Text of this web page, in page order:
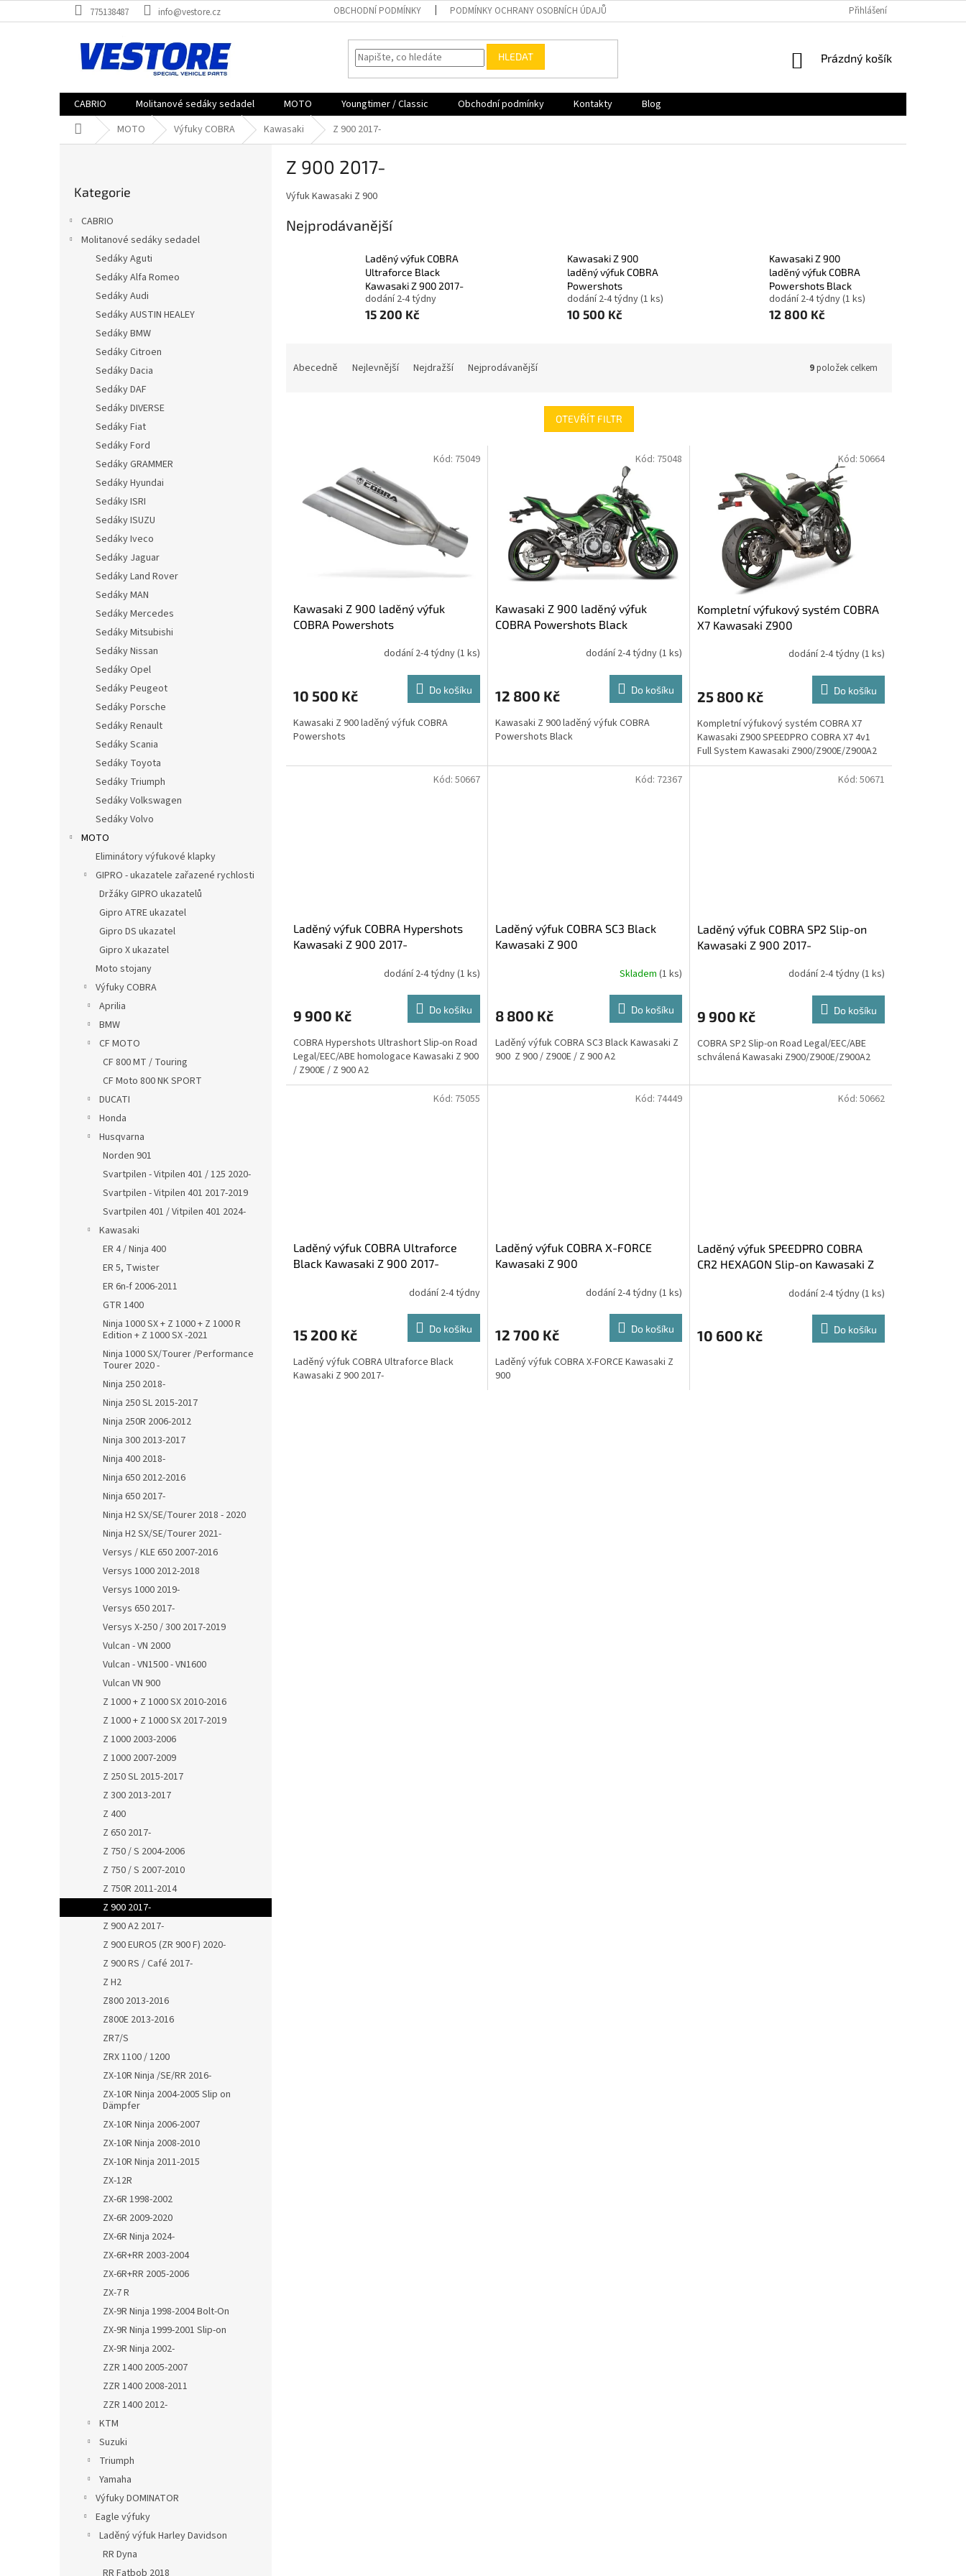
na
775138487 info@vestore.cz OBCHODNÍ PODMÍNKY PODMÍNKY OCHRANY OSOBNÍCH ÚDAJŮ Přihlášení
HLEDAT
NÁKUPNÍ
Prázdný košík
CABRIO Molitanové sedáky sedadel MOTO Youngtimer / Classic Obchodní podmínky Kontakty
Blog
Domů MOTO Výfuky COBRA Kawasaki Z 900 2017-
kategorie
Kategorie
CABRIO
Molitanové sedáky sedadel
Sedáky Aguti
Sedáky Alfa Romeo
Sedáky Audi
Sedáky AUSTIN HEALEY
Sedáky BMW
Sedáky Citroen
Sedáky Dacia
Sedáky DAF
Sedáky DIVERSE
Sedáky Fiat
Sedáky Ford
Sedáky GRAMMER
Sedáky Hyundai
Sedáky ISRI
Sedáky ISUZU
Sedáky Iveco
Sedáky Jaguar
Sedáky Land Rover
Sedáky MAN
Sedáky Mercedes
Sedáky Mitsubishi
Sedáky Nissan
Sedáky Opel
Sedáky Peugeot
Sedáky Porsche
Sedáky Renault
Sedáky Scania
Sedáky Toyota
Sedáky Triumph
Sedáky Volkswagen
Sedáky Volvo
MOTO
Eliminátory výfukové klapky
GIPRO - ukazatele zařazené rychlosti
Držáky GIPRO ukazatelů
Gipro ATRE ukazatel
Gipro DS ukazatel
Gipro X ukazatel
Moto stojany
Výfuky COBRA
Aprilia
BMW
CF MOTO
CF 800 MT / Touring
CF Moto 800 NK SPORT
DUCATI
Honda
Husqvarna
Norden 901
Svartpilen - Vitpilen 401 / 125 2020-
Svartpilen - Vitpilen 401 2017-2019
Svartpilen 401 / Vitpilen 401 2024-
Kawasaki
ER 4 / Ninja 400
ER 5, Twister
ER 6n-f 2006-2011
GTR 1400
Ninja 1000 SX + Z 1000 + Z 1000 R
Edition + Z 1000 SX -2021
Ninja 1000 SX/Tourer /Performance
Tourer 2020 -
Ninja 250 2018-
Ninja 250 SL 2015-2017
Ninja 250R 2006-2012
Ninja 300 2013-2017
Ninja 400 2018-
Ninja 650 2012-2016
Ninja 650 2017-
Ninja H2 SX/SE/Tourer 2018 - 2020
Ninja H2 SX/SE/Tourer 2021-
Versys / KLE 650 2007-2016
Versys 1000 2012-2018
Versys 1000 2019-
Versys 650 2017-
Versys X-250 / 300 2017-2019
Vulcan - VN 2000
Vulcan - VN1500 - VN1600
Vulcan VN 900
Z 1000 + Z 1000 SX 2010-2016
Z 1000 + Z 1000 SX 2017-2019
Z 1000 2003-2006
Z 1000 2007-2009
Z 250 SL 2015-2017
Z 300 2013-2017
Z 400
Z 650 2017-
Z 750 / S 2004-2006
Z 750 / S 2007-2010
Z 750R 2011-2014
Z 900 2017-
Z 900 A2 2017-
Z 900 EURO5 (ZR 900 F) 2020-
Z 900 RS / Café 2017-
Z H2
Z800 2013-2016
Z800E 2013-2016
ZR7/S
ZRX 1100 / 1200
ZX-10R Ninja /SE/RR 2016-
ZX-10R Ninja 2004-2005 Slip on
Dämpfer
ZX-10R Ninja 2006-2007
ZX-10R Ninja 2008-2010
ZX-10R Ninja 2011-2015
ZX-12R
ZX-6R 1998-2002
ZX-6R 2009-2020
ZX-6R Ninja 2024-
ZX-6R+RR 2003-2004
ZX-6R+RR 2005-2006
ZX-7 R
ZX-9R Ninja 1998-2004 Bolt-On
ZX-9R Ninja 1999-2001 Slip-on
ZX-9R Ninja 2002-
ZZR 1400 2005-2007
ZZR 1400 2008-2011
ZZR 1400 2012-
KTM
Suzuki
Triumph
Yamaha
Výfuky DOMINATOR
Eagle výfuky
Laděný výfuk Harley Davidson
RR Dyna
RR Fatbob 2018
Z 900 2017-
Výfuk Kawasaki Z 900
Nejprodávanější
Laděný výfuk COBRA
Ultraforce Black
Kawasaki Z 900 2017-
dodání 2-4 týdny
15 200 Kč
Kawasaki Z 900
laděný výfuk COBRA
Powershots
dodání 2-4 týdny(1 ks)
10 500 Kč
Kawasaki Z 900
laděný výfuk COBRA
Powershots Black
dodání 2-4 týdny(1 ks)
12 800 Kč
Abecedně Nejlevnější Nejdražší Nejprodávanější 9položek celkem
OTEVŘÍT FILTR
Kawasaki Z 900 laděný výfuk
COBRA Powershots
dodání 2-4 týdny(1 ks)
10 500 Kč Do košíku
Kawasaki Z 900 laděný výfuk COBRA
Powershots
Kód: 75049
Kawasaki Z 900 laděný výfuk
COBRA Powershots Black
je
z
5
dodání 2-4 týdny(1 ks)
12 800 Kč Do košíku
Kawasaki Z 900 laděný výfuk COBRA
Powershots Black
Kód: 75048
Kompletní výfukový systém COBRA
X7 Kawasaki Z900
dodání 2-4 týdny(1 ks)
25 800 Kč Do košíku
Kompletní výfukový systém COBRA X7
Kawasaki Z900 SPEEDPRO COBRA X7 4v1
Full System Kawasaki Z900/Z900E/Z900A2
Kód: 50664
Laděný výfuk COBRA Hypershots
Kawasaki Z 900 2017-
dodání 2-4 týdny(1 ks)
9 900 Kč Do košíku
COBRA Hypershots Ultrashort Slip-on Road
Legal/EEC/ABE homologace Kawasaki Z 900
/ Z900E / Z 900 A2
Kód: 50667
Laděný výfuk COBRA SC3 Black
Kawasaki Z 900
Skladem (1 ks)
8 800 Kč Do košíku
Laděný výfuk COBRA SC3 Black Kawasaki Z
900 Z 900 / Z900E / Z 900 A2
Kód: 72367
Laděný výfuk COBRA SP2 Slip-on
Kawasaki Z 900 2017-
dodání 2-4 týdny(1 ks)
9 900 Kč Do košíku
COBRA SP2 Slip-on Road Legal/EEC/ABE
schválená Kawasaki Z900/Z900E/Z900A2
Kód: 50671
Laděný výfuk COBRA Ultraforce
Black Kawasaki Z 900 2017-
dodání 2-4 týdny
15 200 Kč Do košíku
Laděný výfuk COBRA Ultraforce Black
Kawasaki Z 900 2017-
Kód: 75055
Laděný výfuk COBRA X-FORCE
Kawasaki Z 900
dodání 2-4 týdny(1 ks)
12 700 Kč Do košíku
Laděný výfuk COBRA X-FORCE Kawasaki Z
900
Kód: 74449
Laděný výfuk SPEEDPRO COBRA
CR2 HEXAGON Slip-on Kawasaki Z
dodání 2-4 týdny(1 ks)
10 600 Kč Do košíku
Kód: 50662